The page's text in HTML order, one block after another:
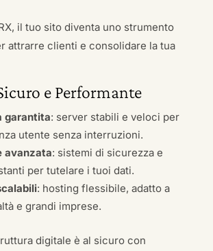
il tuo sito diventa uno strumento
attrarre clienti e consolidare la tua
e Performante
garantita: server stabili e veloci per
utente senza interruzioni.
avanzata: sistemi di sicurezza e
per tutelare i tuoi dati.
: hosting flessibile, adatto a
e grandi imprese.
digitale è al sicuro con